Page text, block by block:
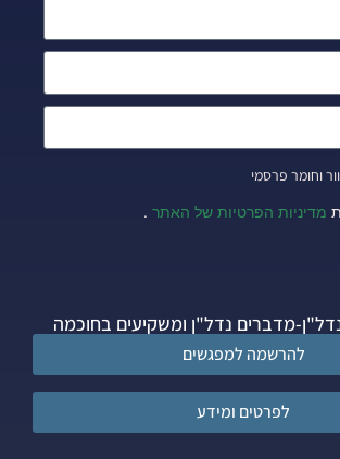
וחומר פרסמי
מדיניות הפרטיות של האתר .
מדברים נדל"ן ומשקיעים בחוכמה
להרשמה למפגשים
לפרטים ומידע